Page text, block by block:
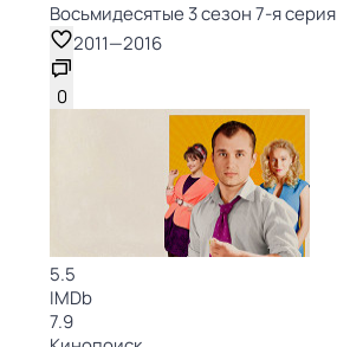
Восьмидесятые 3 сезон 7-я серия
2011—2016
0
5.5
IMDb
7.9